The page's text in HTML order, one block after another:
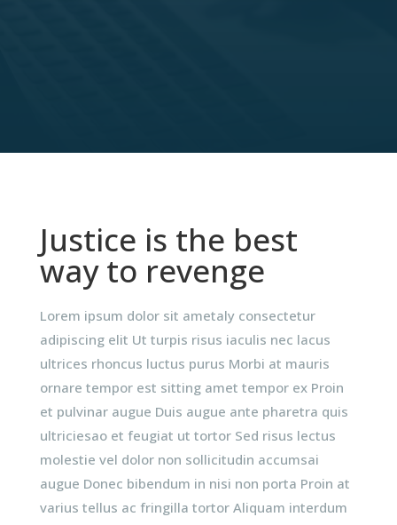
Justice is the best
way to revenge
Lorem ipsum dolor sit ametaly consectetur
adipiscing elit Ut turpis risus iaculis nec lacus
ultrices rhoncus luctus purus Morbi at mauris
ornare tempor est sitting amet tempor ex Proin
et pulvinar augue Duis augue ante pharetra quis
ultriciesao et feugiat ut tortor Sed risus lectus
molestie vel dolor non sollicitudin accumsai
augue Donec bibendum in nisi non porta Proin at
varius tellus ac fringilla tortor Aliquam interdum